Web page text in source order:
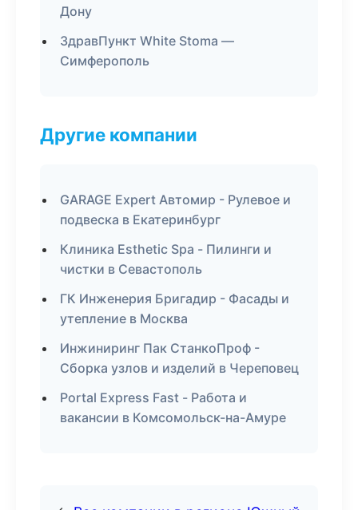
Дону
ЗдравПункт White Stoma —
Симферополь
Другие компании
GARAGE Expert Автомир - Рулевое и
подвеска в Екатеринбург
Клиника Esthetic Spa - Пилинги и
чистки в Севастополь
ГК Инженерия Бригадир - Фасады и
утепление в Москва
Инжиниринг Пак СтанкоПроф -
Сборка узлов и изделий в Череповец
Portal Express Fast - Работа и
вакансии в Комсомольск-на-Амуре